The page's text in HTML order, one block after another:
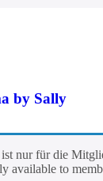
by Sally
nur für die
available to